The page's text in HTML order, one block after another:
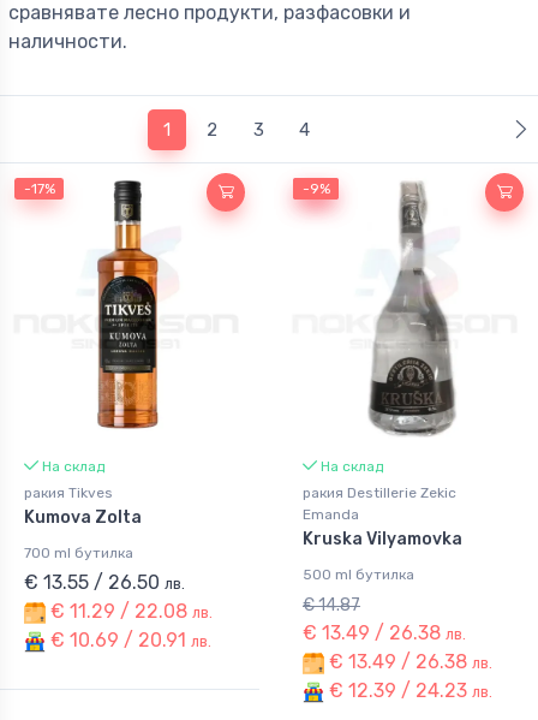
Узо Безалкохолни напитки
сравнявате лесно продукти, разфасовки и
наличности.
1(current)
2 3 4
-17%
На склад
ракия Tikves
Kumova Zolta
700 ml бутилка
€ 13.55 / 26.50 лв.
€ 11.29 / 22.08 лв.
€ 10.69 / 20.91 лв.
-9%
-9%
На склад
ракия Destillerie Zekic
Emanda
Kruska Vilyamovka
500 ml бутилка
€ 14.87
€ 13.49 / 26.38 лв.
€ 13.49 / 26.38 лв.
€ 12.39 / 24.23 лв.